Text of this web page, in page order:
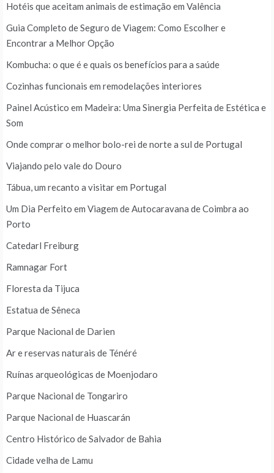
Hotéis que aceitam animais de estimação em Valência
Guia Completo de Seguro de Viagem: Como Escolher e
Encontrar a Melhor Opção
Kombucha: o que é e quais os benefícios para a saúde
Cozinhas funcionais em remodelações interiores
Painel Acústico em Madeira: Uma Sinergia Perfeita de Estética e
Som
Onde comprar o melhor bolo-rei de norte a sul de Portugal
Viajando pelo vale do Douro
Tábua, um recanto a visitar em Portugal
Um Dia Perfeito em Viagem de Autocaravana de Coimbra ao
Porto
Catedarl Freiburg
Ramnagar Fort
Floresta da Tijuca
Estatua de Sêneca
Parque Nacional de Darien
Ar e reservas naturais de Ténéré
Ruínas arqueológicas de Moenjodaro
Parque Nacional de Tongariro
Parque Nacional de Huascarán
Centro Histórico de Salvador de Bahia
Cidade velha de Lamu